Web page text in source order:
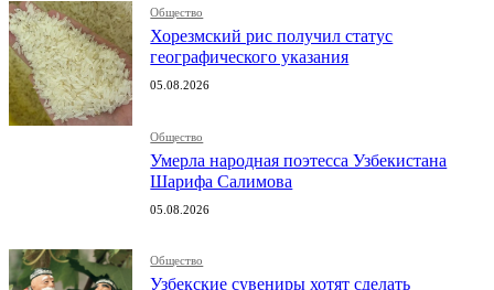
Общество
Хорезмский рис получил статус
географического указания
05.08.2026
Общество
Умерла народная поэтесса Узбекистана
Шарифа Салимова
05.08.2026
Общество
Узбекские сувениры хотят сделать